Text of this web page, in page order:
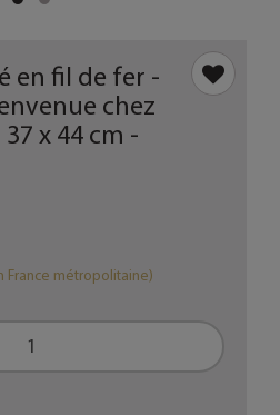
en fil de fer -
chez
x 44 cm -
France métropolitaine)